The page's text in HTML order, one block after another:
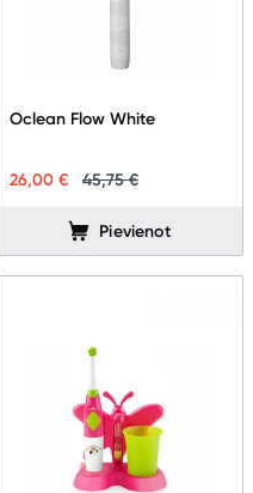
Oclean Flow White
26,00 € 45,75 €
Pievienot